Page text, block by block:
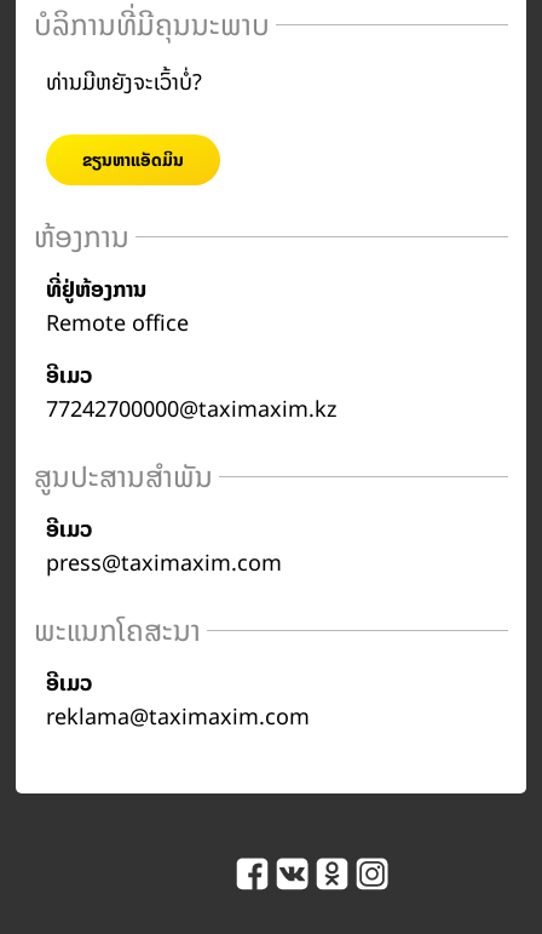
ບໍລິການທີ່ມີຄຸນນະພາບ
ທ່ານມີຫຍັງຈະເວົ້າບໍ່?
ຂຽນຫາແອັດມິນ
ຫ້ອງການ
ທີ່ຢູ່ຫ້ອງການ
Remote office
ອີເມວ
77242700000@taximaxim.kz
ສູນປະສານສຳພັນ
ອີເມວ
press@taximaxim.com
ພະແນກໂຄສະນາ
ອີເມວ
reklama@taximaxim.com